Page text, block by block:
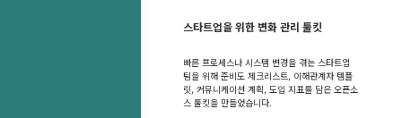
스타트업을 위한 변화 관리 툴킷
빠른 프로세스나 시스템 변경을 겪는 스타트업
팀을 위해 준비도 체크리스트, 이해관계자 템플
릿, 커뮤니케이션 계획, 도입 지표를 담은 오픈소
스 툴킷을 만들었습니다.